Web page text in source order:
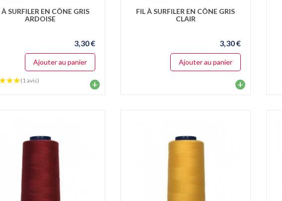
SINGER
À SURFILER EN CÔNE GRIS
ARDOISE
3,30 €
Ajouter au panier
(1 avis) +
FIL À SURFILER EN CÔNE GRIS
CLAIR
3,30 €
Ajouter au panier
+